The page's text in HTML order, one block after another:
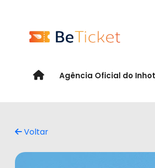
Agência Oficial do
Voltar